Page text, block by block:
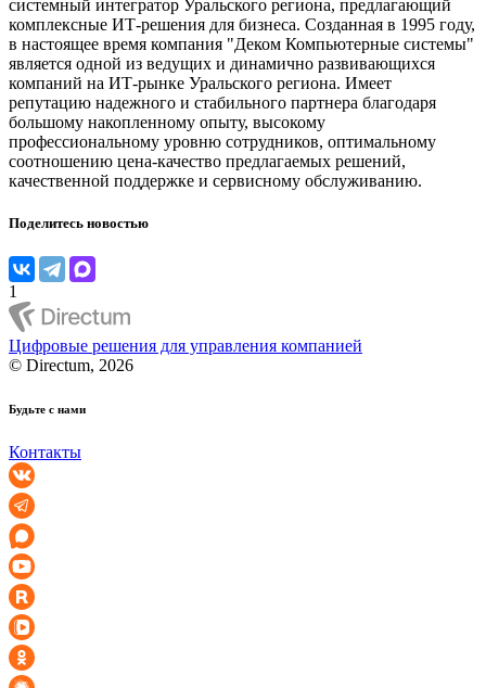
системный интегратор Уральского региона, предлагающий
комплексные ИТ-решения для бизнеса. Созданная в 1995 году,
в настоящее время компания "Деком Компьютерные системы"
является одной из ведущих и динамично развивающихся
компаний на ИТ-рынке Уральского региона. Имеет
репутацию надежного и стабильного партнера благодаря
большому накопленному опыту, высокому
профессиональному уровню сотрудников, оптимальному
соотношению цена-качество предлагаемых решений,
качественной поддержке и сервисному обслуживанию.
Поделитесь новостью
1
Цифровые решения для управления компанией
© Directum, 2026
Будьте с нами
Контакты